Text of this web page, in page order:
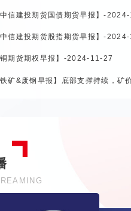
中信建投期货国债期货早报】-
中信建投期货股指期货早报】-
铜期货期权早报】-2024-11-27
铁矿&废钢早报】底部支撑持续，